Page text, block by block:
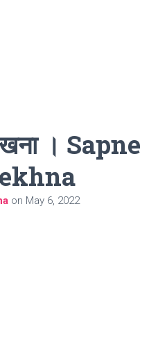
। Sapne
on May 6, 2022